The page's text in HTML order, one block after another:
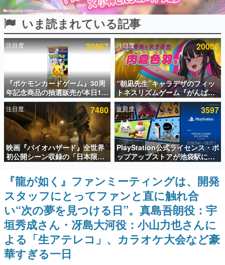
ピックアップ
電ファミのいま読まれている記事ランキング
アプリセール情報
インタビュー
連載・特集一覧
殿堂入り記事
SNS拡散数が数千以上！ ページビュー数万以上！ などな
ど。多くの人々に読まれた、電ファミ渾身の“殿堂入り”記
事をまとめました。
ゲームの企画書
名作ゲームクリエイターの方々に製作時のエピソードをお
聞きし、ヒットする企画（ゲーム）とは何か？を探ってい
きます。
赫本
この物語を解いてはいけない。『赫本』は、〈試験問題〉
の形をした短編ホラー小説集です。
新世代に訊く
いま読まれている記事
注目度 20867
『ポケモンカードゲーム』30周
年記念商品の抽選販売が本日12
時より開始。拡張パック「30th
CELEBRATION」のボックス
に、「プレミアムデッキセット
エーフィ・ブラッキー」
「FUTURISTIC BOX」の計3商
品
注目度 20086
“朝凪先生”キャラデザのフィッ
トネスリズムゲーム『がんば
れ！チアリズム』Steamストア
ページが公開。キャラクターの
CVは陽向葵ゅかさん
注目度 7480
映画『バイオハザード』全世界
初公開シーン収録の「日本限
定」予告映像が解禁。バイオの
日（8月10日）にあわせて、
「ラクーンシティ総合病院」へ
行く配達人の姿が披露
注目度 3597
PlayStation公式ライセンス・ポ
ップアップストアが池袋駅にて
期間限定で開催。夏のアパレル
や『ブラッドボーン』の新作ア
イテムが登場
『龍が如く』ファンミーティングは、開発
スタッフにとってファンと直に触れ合
い“次の夢を見つける日”。真島吾朗役：宇
垣秀成さん・冴島大河役：小山力也さんに
よる「生アテレコ」、カラオケ大会など豪
華すぎる一日